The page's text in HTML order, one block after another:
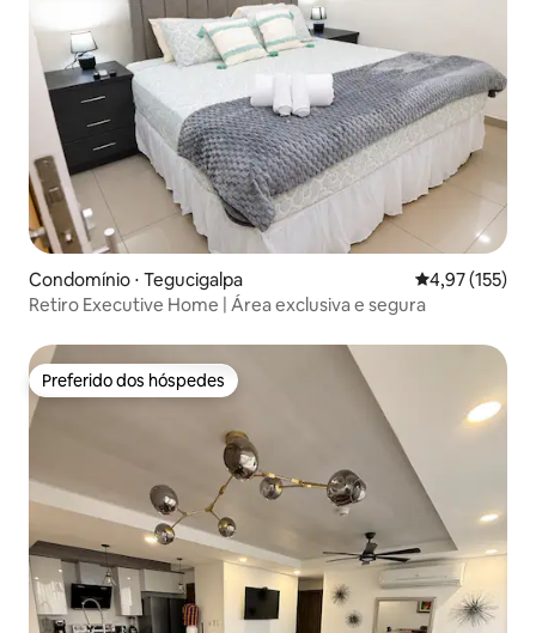
Condomínio ⋅ Tegucigalpa 4,97 de uma
4,97 (155)
Retiro Executive Home | Área exclusiva e segura
Preferido dos hóspedes
Preferido dos hóspedes